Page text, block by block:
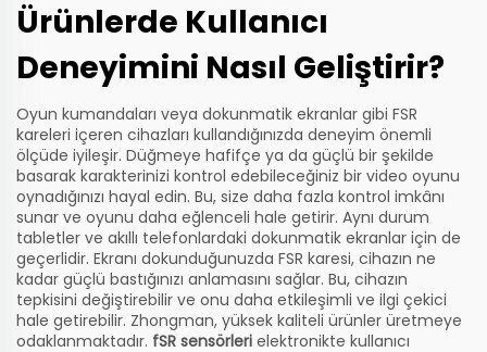
Ürünlerde Kullanıcı
Deneyimini Nasıl Geliştirir?
Oyun kumandaları veya dokunmatik ekranlar gibi FSR
kareleri içeren cihazları kullandığınızda deneyim önemli
ölçüde iyileşir. Düğmeye hafifçe ya da güçlü bir şekilde
basarak karakterinizi kontrol edebileceğiniz bir video oyunu
oynadığınızı hayal edin. Bu, size daha fazla kontrol imkânı
sunar ve oyunu daha eğlenceli hale getirir. Aynı durum
tabletler ve akıllı telefonlardaki dokunmatik ekranlar için de
geçerlidir. Ekranı dokunduğunuzda FSR karesi, cihazın ne
kadar güçlü bastığınızı anlamasını sağlar. Bu, cihazın
tepkisini değiştirebilir ve onu daha etkileşimli ve ilgi çekici
hale getirebilir. Zhongman, yüksek kaliteli ürünler üretmeye
odaklanmaktadır. fSR sensörleri elektronikte kullanıcı